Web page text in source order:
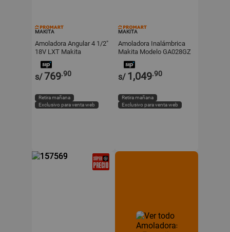
MAKITA
Amoladora Angular 4 1/2"
18V LXT Makita
DGA458Z
s/769.90
Retira mañana
Exclusivo para venta web
MAKITA
Amoladora Inalámbrica
Makita Modelo GA028GZ
40V XGT Verde
Poliamida
s/ 1,049.90
Retira mañana
Exclusivo para venta web